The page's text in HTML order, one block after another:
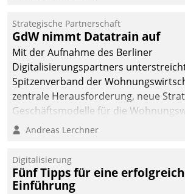
Unternehmen.
Strategische Partnerschaft
GdW nimmt Datatrain auf
Mit der Aufnahme des Berliner
Digitalisierungspartners
Spitzenverband der
zentrale Herausforderung, neue
Geschäftsmodelle für die
entwickeln.
Andreas Lerchner
Digitalisierung
Fünf Tipps für eine
Einführung